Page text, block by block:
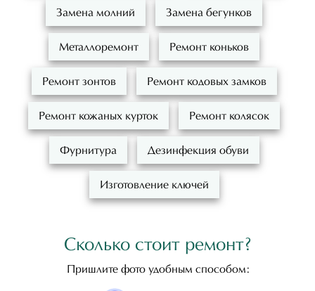
Замена молний Замена бегунков
Металлоремонт Ремонт коньков
Ремонт зонтов Ремонт кодовых замков
Ремонт кожаных курток Ремонт колясок
Фурнитура Дезинфекция обуви
Изготовление ключей
Сколько стоит ремонт?
Пришлите фото удобным способом: